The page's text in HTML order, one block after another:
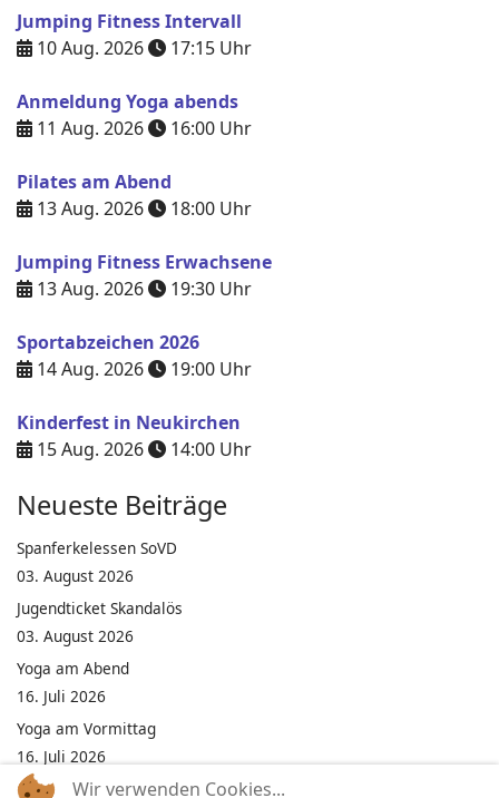
Jumping Fitness Intervall
10 Aug. 2026
17:15 Uhr
Anmeldung Yoga abends
11 Aug. 2026
16:00 Uhr
Pilates am Abend
13 Aug. 2026
18:00 Uhr
Jumping Fitness Erwachsene
13 Aug. 2026
19:30 Uhr
Sportabzeichen 2026
14 Aug. 2026
19:00 Uhr
Kinderfest in Neukirchen
15 Aug. 2026
14:00 Uhr
Neueste Beiträge
Spanferkelessen SoVD
03. August 2026
Jugendticket Skandalös
03. August 2026
Yoga am Abend
16. Juli 2026
Yoga am Vormittag
16. Juli 2026
Pilates am Abend
Wir verwenden Cookies...